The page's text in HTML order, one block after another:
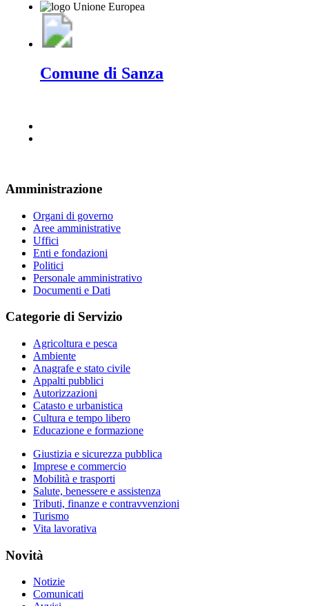
Comune di Sanza
Amministrazione
Organi di governo
Aree amministrative
Uffici
Enti e fondazioni
Politici
Personale amministrativo
Documenti e Dati
Categorie di Servizio
Agricoltura e pesca
Ambiente
Anagrafe e stato civile
Appalti pubblici
Autorizzazioni
Catasto e urbanistica
Cultura e tempo libero
Educazione e formazione
Giustizia e sicurezza pubblica
Imprese e commercio
Mobilità e trasporti
Salute, benessere e assistenza
Tributi, finanze e contravvenzioni
Turismo
Vita lavorativa
Novità
Notizie
Comunicati